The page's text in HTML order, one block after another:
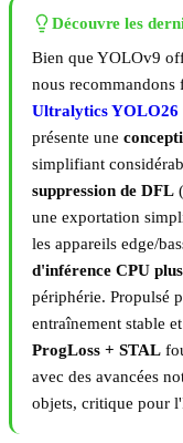
Découvre les
Bien que YOLOv9
nous recommandons
Ultralytics YOLO26
présente une
simplifiant
suppression de DFL
une exportation
les appareils edge/
d'inférence CPU
périphérie. Propulsé
entraînement stable
ProgLoss + STAL
avec des avancées
objets, critique pour